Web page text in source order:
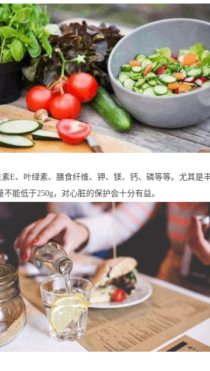
E、叶绿素、膳食纤维、钾、镁、钙、磷等等。尤其是
能低于250g，对心脏的保护会十分有益。